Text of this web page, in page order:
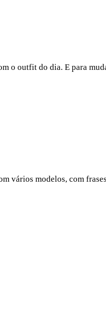
o outfit do dia. E para
vários modelos, com